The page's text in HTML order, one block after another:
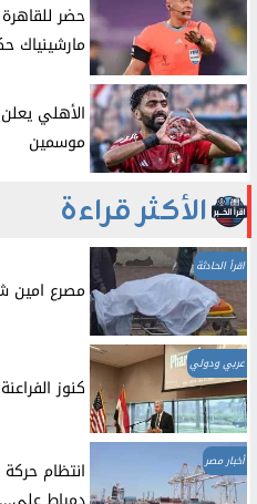
حضر
مارشينياك
الأهلي
موسمين
الأكثر قراءة
اقرأ الحادثة
مصرع امين
عربي ودولي
​كنوز
أخبار مصر
انتظام حركة